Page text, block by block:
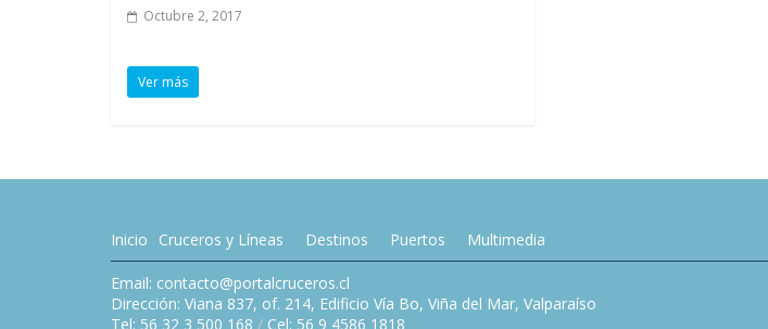
Octubre 2, 2017
Ver más
Inicio Cruceros y Líneas Destinos Puertos Multimedia
Email: contacto@portalcruceros.cl
Dirección: Viana 837, of. 214, Edificio Vía Bo, Viña del Mar, Valparaíso
Tel: 56 32 3 500 168 / Cel: 56 9 4586 1818